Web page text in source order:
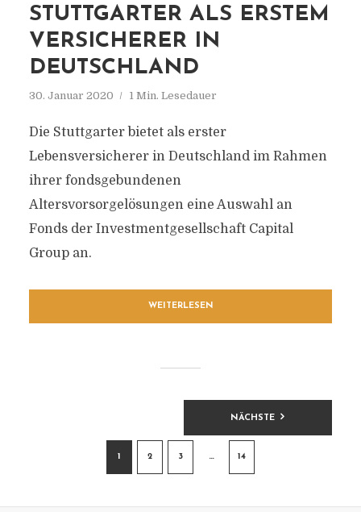
STUTTGARTER ALS ERSTEM
VERSICHERER IN
DEUTSCHLAND
30. Januar 2020 1 Min. Lesedauer
Die Stuttgarter bietet als erster
Lebensversicherer in Deutschland im Rahmen
ihrer fondsgebundenen
Altersvorsorgelösungen eine Auswahl an
Fonds der Investmentgesellschaft Capital
Group an.
WEITERLESEN
BEITRAGSNAVIGATION
1 2 3 … 14
NÄCHSTE